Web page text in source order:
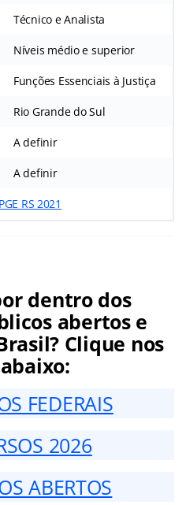
Técnico e Analista
Níveis médio e superior
Funções Essenciais à Justiça
Rio Grande do Sul
A definir
A definir
RS 2021
dentro dos
abertos e
Clique nos
FEDERAIS
2026
ABERTOS